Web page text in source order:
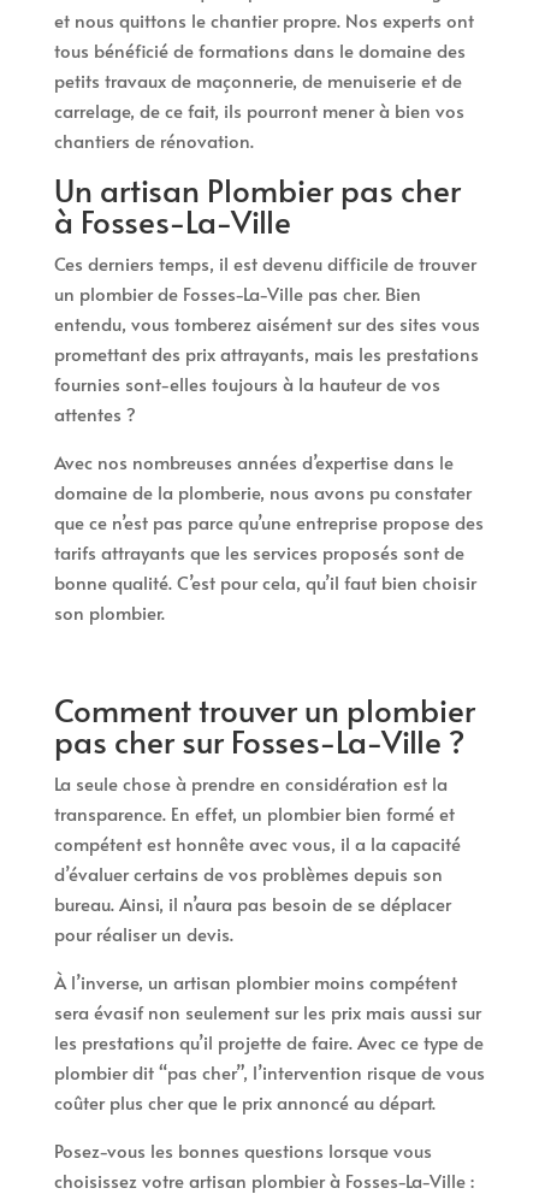
et nous quittons le chantier propre. Nos experts ont
tous bénéficié de formations dans le domaine des
petits travaux de maçonnerie, de menuiserie et de
carrelage, de ce fait, ils pourront mener à bien vos
chantiers de rénovation.
Un artisan Plombier pas cher
à Fosses-La-Ville
Ces derniers temps, il est devenu difficile de trouver
un plombier de Fosses-La-Ville pas cher. Bien
entendu, vous tomberez aisément sur des sites vous
promettant des prix attrayants, mais les prestations
fournies sont-elles toujours à la hauteur de vos
attentes ?
Avec nos nombreuses années d’expertise dans le
domaine de la plomberie, nous avons pu constater
que ce n’est pas parce qu’une entreprise propose des
tarifs attrayants que les services proposés sont de
bonne qualité. C’est pour cela, qu’il faut bien choisir
son plombier.
Comment trouver un plombier
pas cher sur Fosses-La-Ville ?
La seule chose à prendre en considération est la
transparence. En effet, un plombier bien formé et
compétent est honnête avec vous, il a la capacité
d’évaluer certains de vos problèmes depuis son
bureau. Ainsi, il n’aura pas besoin de se déplacer
pour réaliser un devis.
À l’inverse, un artisan plombier moins compétent
sera évasif non seulement sur les prix mais aussi sur
les prestations qu’il projette de faire. Avec ce type de
plombier dit “pas cher”, l’intervention risque de vous
coûter plus cher que le prix annoncé au départ.
Posez-vous les bonnes questions lorsque vous
choisissez votre artisan plombier à Fosses-La-Ville :